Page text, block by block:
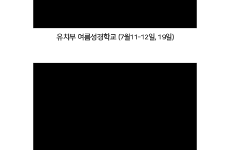
유치부 여름성경학교 (7월11-12일, 19일)